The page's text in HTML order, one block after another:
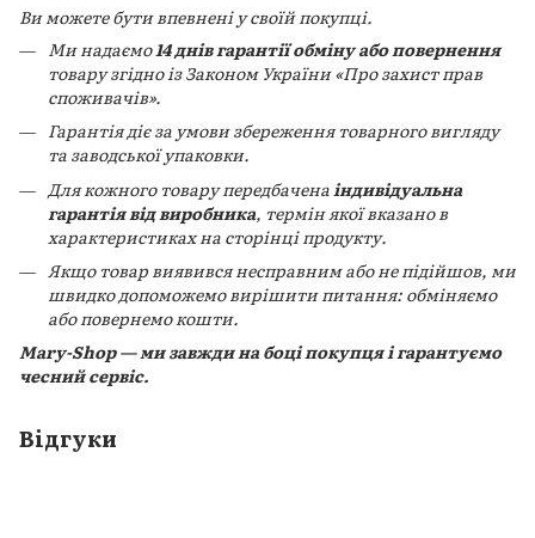
Ви можете бути впевнені у своїй покупці.
Ми надаємо14 днів гарантії обміну або повернення
товару згідно із Законом України «Про захист прав
споживачів».
Гарантія діє за умови збереження товарного вигляду
та заводської упаковки.
Для кожного товару передбачена індивідуальна
гарантія від виробника, термін якої вказано в
характеристиках на сторінці продукту.
Якщо товар виявився несправним або не підійшов, ми
швидко допоможемо вирішити питання: обміняємо
або повернемо кошти.
Mary-Shop — ми завжди на боці покупця і гарантуємо
чесний сервіс.
Відгуки